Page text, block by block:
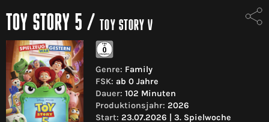
TOY STORY 5 / TOY STORY V
Genre: Family
FSK: ab 0 Jahre
Dauer: 102 Minuten
Produktionsjahr: 2026
Start: 23.07.2026 | 3. Spielwoche